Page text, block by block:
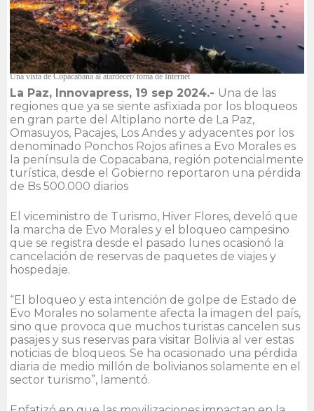
Una vista de Copacabana al atardecer/ toma de Internet
La Paz, Innovapress, 19 sep 2024.- Una de las
regiones que ya se siente asfixiada por los bloqueos
en gran parte del Altiplano norte de La Paz,
Omasuyos, Pacajes, Los Andes y adyacentes por los
denominado Ponchos Rojos afines a Evo Morales es
la península de Copacabana, región potencialmente
turística, desde el Gobierno reportaron una pérdida
de Bs 500.000 diarios
El viceministro de Turismo, Hiver Flores, develó que
la marcha de Evo Morales y el bloqueo campesino
que se registra desde el pasado lunes ocasionó la
cancelación de reservas de paquetes de viajes y
hospedaje.
“El bloqueo y esta intención de golpe de Estado de
Evo Morales no solamente afecta la imagen del país,
sino que provoca que muchos turistas cancelen sus
pasajes y sus reservas para visitar Bolivia al ver estas
noticias de bloqueos. Se ha ocasionado una pérdida
diaria de medio millón de bolivianos solamente en el
sector turismo”, lamentó.